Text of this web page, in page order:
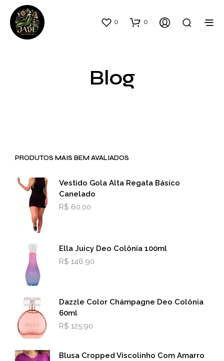
0 0
Blog
PRODUTOS MAIS BEM AVALIADOS
Vestido Gola Alta Regata Básico
Canelado
R$ 60,00
Ella Juicy Deo Colônia 100ml
R$ 146,90
Dazzle Color Chámpagne Deo Colônia
60ml
R$ 125,90
Blusa Cropped Viscolinho Com Amarro